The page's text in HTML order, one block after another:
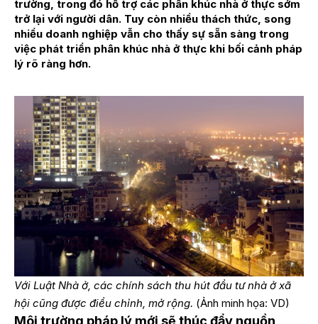
trường, trong đó hỗ trợ các phân khúc nhà ở thực sớm
trở lại với người dân. Tuy còn nhiều thách thức, song
nhiều doanh nghiệp vẫn cho thấy sự sẵn sàng trong
việc phát triển phân khúc nhà ở thực khi bối cảnh pháp
lý rõ ràng hơn.
Với Luật Nhà ở, các chính sách thu hút đầu tư nhà ở xã
hội cũng được điều chỉnh, mở rộng. (Ảnh minh họa: VD)
Môi trường pháp lý mới sẽ thúc đẩy nguồn